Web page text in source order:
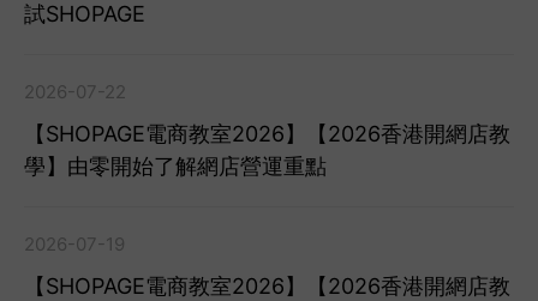
試SHOPAGE
2026-07-22
【SHOPAGE電商教室2026】【2026香港開網店教
學】由零開始了解網店營運重點
2026-07-19
【SHOPAGE電商教室2026】【2026香港開網店教